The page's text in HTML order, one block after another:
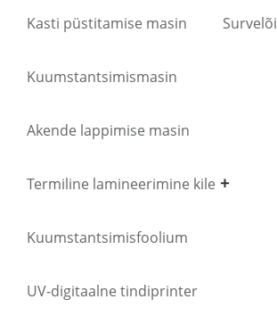
Kasti püstitamise masin
Kuumstantsimismasin
Akende lappimise masin
Termiline lamineerimine kile
Kuumstantsimisfoolium
UV-digitaalne tindiprinter